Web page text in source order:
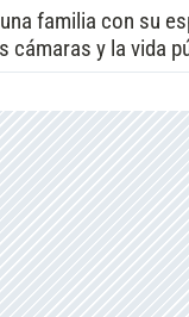
familia con su
cámaras y la vida